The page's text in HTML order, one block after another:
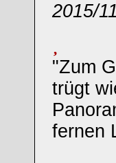
2015/
"Zum
trügt
fernen